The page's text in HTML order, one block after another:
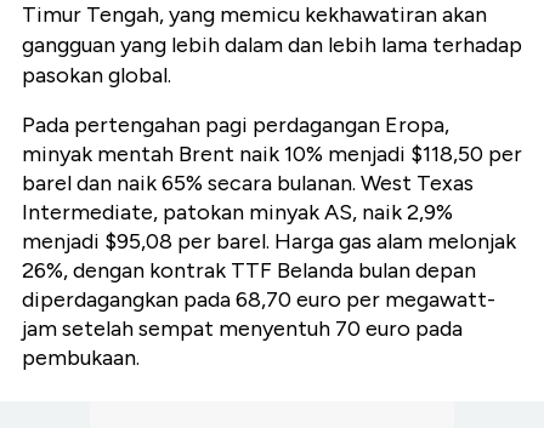
Timur Tengah, yang memicu kekhawatiran akan
gangguan yang lebih dalam dan lebih lama terhadap
pasokan global.
Pada pertengahan pagi perdagangan Eropa,
minyak mentah Brent naik 10% menjadi $118,50 per
barel dan naik 65% secara bulanan. West Texas
Intermediate, patokan minyak AS, naik 2,9%
menjadi $95,08 per barel. Harga gas alam melonjak
26%, dengan kontrak TTF Belanda bulan depan
diperdagangkan pada 68,70 euro per megawatt-
jam setelah sempat menyentuh 70 euro pada
pembukaan.